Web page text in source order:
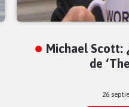
Michael Scott:
de
26